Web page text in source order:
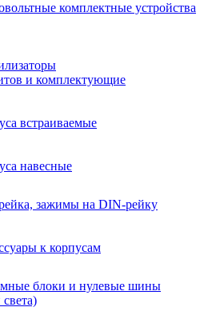
комплектные устройства
и комплектующие
встраиваемые
навесные
зажимы на DIN-рейку
к корпусам
блоки и нулевые шины